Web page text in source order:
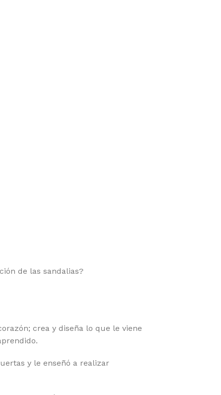
de las sandalias?
crea y diseña lo que le viene
y le enseñó a realizar